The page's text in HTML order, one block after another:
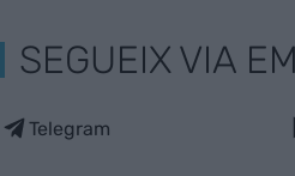
SEGUEIX VIA
Telegram